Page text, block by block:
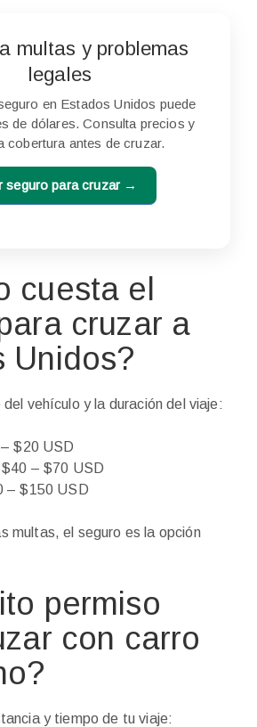
multas y problemas
legales
en Estados Unidos puede
de dólares. Consulta precios y
cobertura antes de cruzar.
seguro para cruzar →
cuesta el
cruzar a
Unidos?
del vehículo y la duración del viaje:
$20 USD
$40 – $70 USD
– $150 USD
multas, el seguro es la opción
permiso
con carro
y tiempo de tu viaje: